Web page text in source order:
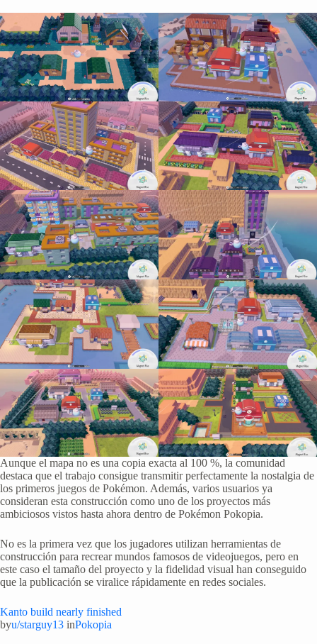
Aunque el mapa no es una copia exacta al 100 %, la comunidad
destaca que el trabajo consigue transmitir perfectamente la nostalgia de
los primeros juegos de Pokémon. Además, varios usuarios ya
consideran esta construcción como uno de los proyectos más
ambiciosos vistos hasta ahora dentro de Pokémon Pokopia.
No es la primera vez que los jugadores utilizan herramientas de
construcción para recrear mundos famosos de videojuegos, pero en
este caso el tamaño del proyecto y la fidelidad visual han conseguido
que la publicación se viralice rápidamente en redes sociales.
Kanto build nearly finished
byu/starguy13 inPokopia